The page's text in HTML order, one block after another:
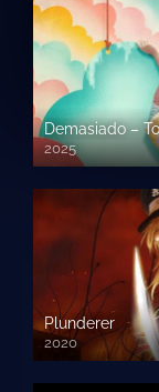
Demasiado –
2025
Plunderer
2020